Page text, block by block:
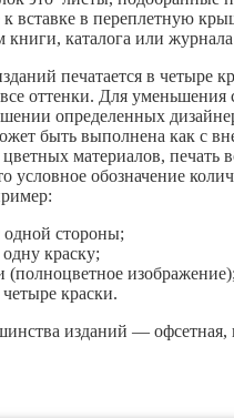
вставке в переплетную
книги, каталога или
печатается в четыре
оттенки. Для уменьшения
определенных
быть выполнена как с
материалов, печать
обозначение
одной стороны;
краску;
(полноцветное
краски.
изданий — офсетная,